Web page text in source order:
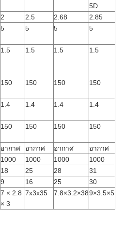
5D
2 2.5 2.68
2.85
5 5 5 5
1.5 1.5 1.5 1.5
150 150 150 150
1.4 1.4 1.4 1.4
150 150 150 150
อากาศ อากาศ อากาศ
อากาศ
1000 1000 1000
1000
18 25 28
31
9 16 25
30
7 × 2.8
× 3
7x3x35 7.8×3.2×389×3.5×5